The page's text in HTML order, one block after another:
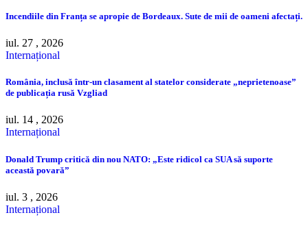
Incendiile din Franța se apropie de Bordeaux. Sute de mii de oameni afectați.
iul. 27 , 2026
Internațional
România, inclusă într-un clasament al statelor considerate „neprietenoase”
de publicația rusă Vzgliad
iul. 14 , 2026
Internațional
Donald Trump critică din nou NATO: „Este ridicol ca SUA să suporte
această povară”
iul. 3 , 2026
Internațional